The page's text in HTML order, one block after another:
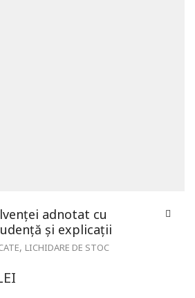
adnotat cu
și explicații
, LICHIDARE DE STOC